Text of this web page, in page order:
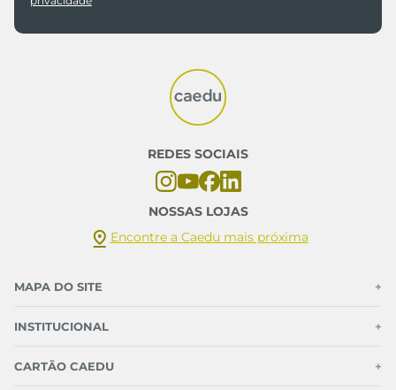
REDES SOCIAIS
NOSSAS LOJAS
Encontre a Caedu mais próxima
MAPA DO SITE +
INSTITUCIONAL +
CARTÃO CAEDU +